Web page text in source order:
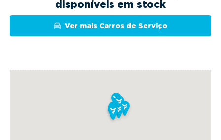
disponíveis em stock
Ver mais Carros de Serviço